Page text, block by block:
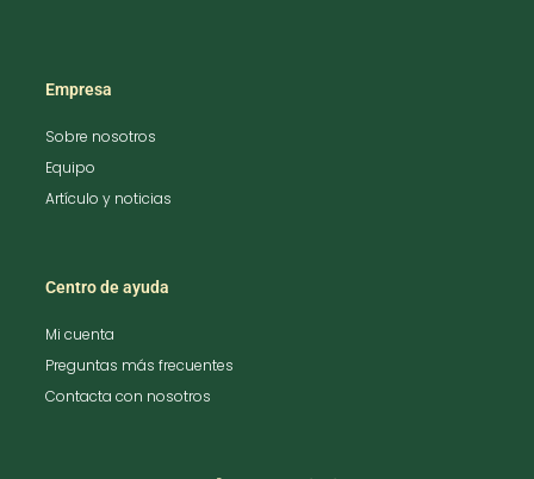
Empresa
Sobre nosotros
Equipo
Artículo y noticias
Centro de ayuda
Mi cuenta
Preguntas más frecuentes
Contacta con nosotros